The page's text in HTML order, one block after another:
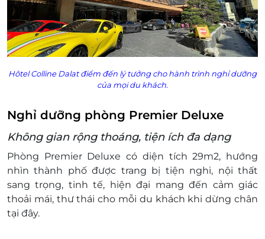
Điều kiện đặt & nhận phòng:
Đặt ít nhất 7 - 10 ngày trước ngày đến lưu trú
(tùy tình trạng phòng). Hiện giai đoạn cao
điểm gần kín phòng, cần liên hệ ít nhất 1
Giờ nhận phòng: 14h00
Giờ trả phòng: 11h30
1900 2065 - 0702804262
Văn phòng Hồ Chí Minh: 028.6680 8757 - 097
Điều kiện hoãn/huỷ phòng:
Hủy trước 30 ngày miễn phí; tính phí dịch vụ
LifeLink.vn
Hủy phòng từ 15 ngày đến ngày khách đến
lưu trú 100% voucher. Không hủy, hoàn, thay
Hôtel Colline Dalat điểm đến lý tưởng cho hành trình nghỉ dưỡng
của mọi du khách.
Nghỉ dưỡng phòng Premier Deluxe
Không gian rộng thoáng, tiện ích đa dạng
Phòng Premier Deluxe có diện tích 29m2, hướng
nhìn thành phố được trang bị tiện nghi, nội thất
sang trọng, tinh tế, hiện đại mang đến cảm giác
thoải mái, thư thái cho mỗi du khách khi dừng chân
tại đây.